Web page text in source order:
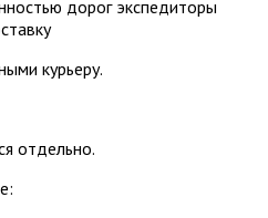
дорог экспедиторы
курьеру.
отдельно.